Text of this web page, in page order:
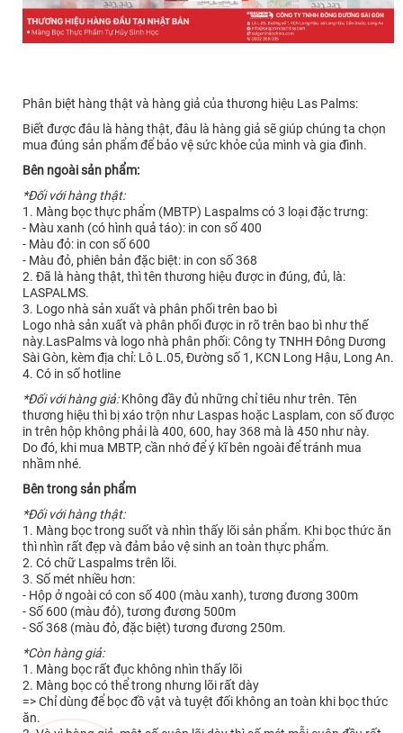
Phân biệt hàng thật và hàng giả của thương hiệu Las Palms:
Biết được đâu là hàng thật, đâu là hàng giả sẽ giúp chúng ta chọn
mua đúng sản phẩm để bảo vệ sức khỏe của mình và gia đình.
Bên ngoài sản phẩm:
*Đối với hàng thật:
1. Màng bọc thực phẩm (MBTP) Laspalms có 3 loại đặc trưng:
- Màu xanh (có hình quả táo): in con số 400
- Màu đỏ: in con số 600
- Màu đỏ, phiên bản đặc biệt: in con số 368
2. Đã là hàng thật, thì tên thương hiệu được in đúng, đủ, là:
LASPALMS.
3. Logo nhà sản xuất và phân phối trên bao bì
Logo nhà sản xuất và phân phối được in rõ trên bao bì như thế
này.LasPalms và logo nhà phân phối: Công ty TNHH Đông Dương
Sài Gòn, kèm địa chỉ: Lô L.05, Đường số 1, KCN Long Hậu, Long An.
4. Có in số hotline
*Đối với hàng giả:Không đầy đủ những chỉ tiêu như trên. Tên
thương hiệu thì bị xáo trộn như Laspas hoặc Lasplam, con số được
in trên hộp không phải là 400, 600, hay 368 mà là 450 như này.
Do đó, khi mua MBTP, cần nhớ để ý kĩ bên ngoài để tránh mua
nhầm nhé.
Bên trong sản phẩm
*Đối với hàng thật:
1. Màng bọc trong suốt và nhìn thấy lõi sản phẩm. Khi bọc thức ăn
thì nhìn rất đẹp và đảm bảo vệ sinh an toàn thực phẩm.
2. Có chữ Laspalms trên lõi.
3. Số mét nhiều hơn:
- Hộp ở ngoài có con số 400 (màu xanh), tương đương 300m
- Số 600 (màu đỏ), tương đương 500m
- Số 368 (màu đỏ, đặc biệt) tương đương 250m.
*Còn hàng giả:
1. Màng bọc rất đục không nhìn thấy lõi
2. Màng bọc có thể trong nhưng lõi rất dày
=> Chỉ dùng để bọc đồ vật và tuyệt đối không an toàn khi bọc thức
ăn.